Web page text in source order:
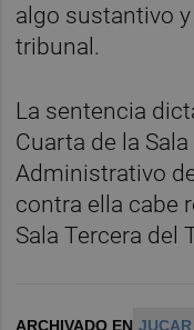
algo sustantivo y
tribunal.
La sentencia
Cuarta de la
Administrativo
contra ella cabe
Sala Tercera del
ARCHIVADO EN JUCAR